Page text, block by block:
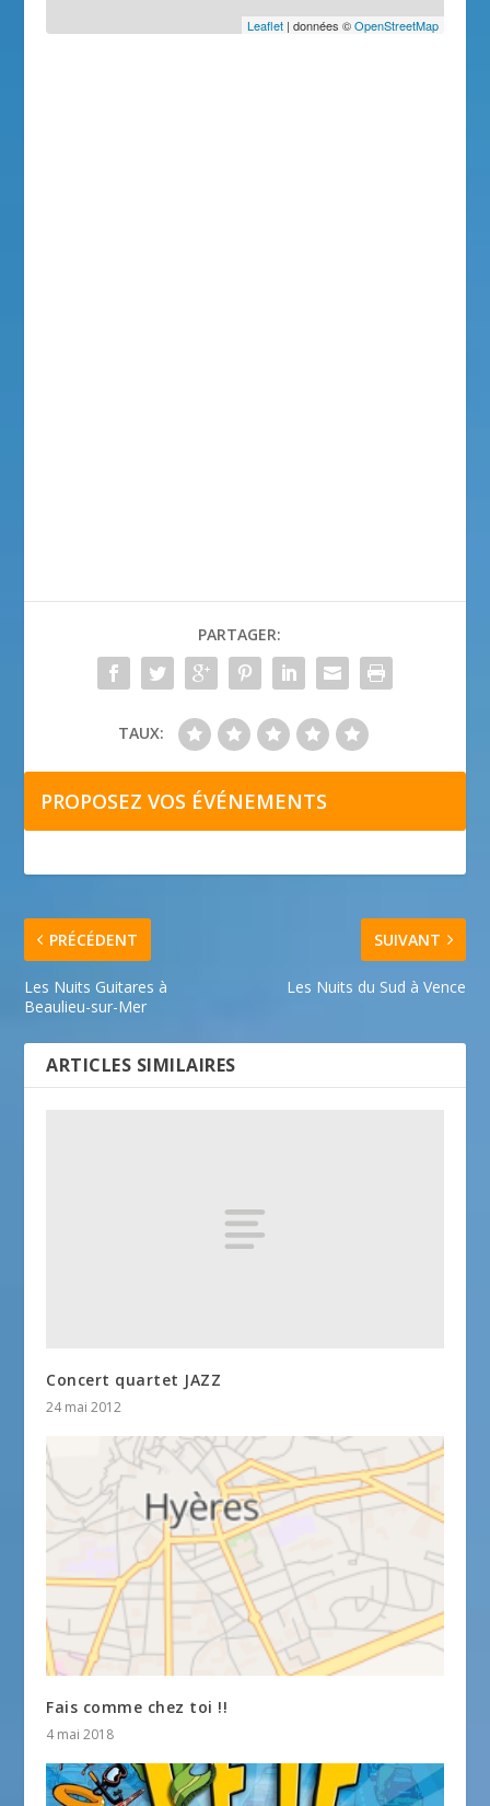
Leaflet| données ©OpenStreetMap
PARTAGER:
TAUX:
PROPOSEZ VOS ÉVÉNEMENTS
PRÉCÉDENT
Les Nuits Guitares à
Beaulieu-sur-Mer
SUIVANT
Les Nuits du Sud à Vence
ARTICLES SIMILAIRES
Concert quartet JAZZ
24 mai 2012
Fais comme chez toi !!
4 mai 2018